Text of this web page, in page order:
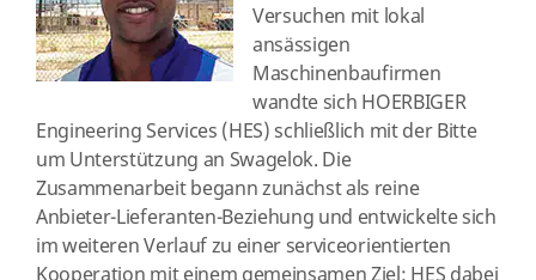
Versuchen mit lokal
ansässigen
Maschinenbaufirmen
wandte sich HOERBIGER
Engineering Services (HES) schließlich mit der Bitte
um Unterstützung an Swagelok. Die
Zusammenarbeit begann zunächst als reine
Anbieter-Lieferanten-Beziehung und entwickelte sich
im weiteren Verlauf zu einer serviceorientierten